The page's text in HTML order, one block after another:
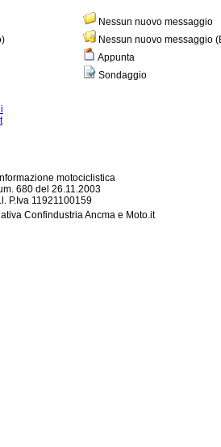
Nessun nuovo messaggio
Nessun nuovo messaggio
Appunta
Sondaggio
motociclistica
680 del 26.11.2003
P.Iva 11921100159
Confindustria Ancma e Moto.it